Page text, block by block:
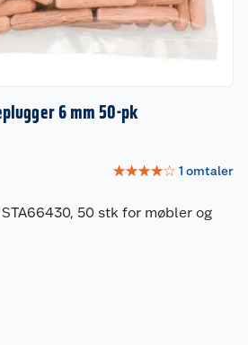
6 mm 50-pk
☆☆☆☆☆ 1 omtaler
50 stk for møbler og